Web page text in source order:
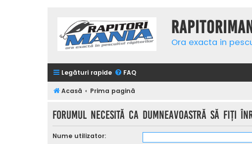
Ora exacta in
Legături rapide FAQ
Acasă Prima pagină
Forumul necesită ca dumneavoastră să fiţi
Nume utilizator: